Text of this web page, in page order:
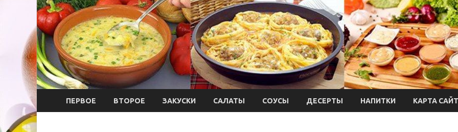
ПЕРВОЕ ВТОРОЕ ЗАКУСКИ САЛАТЫ СОУСЫ ДЕСЕРТЫ НАПИТКИ КАРТА